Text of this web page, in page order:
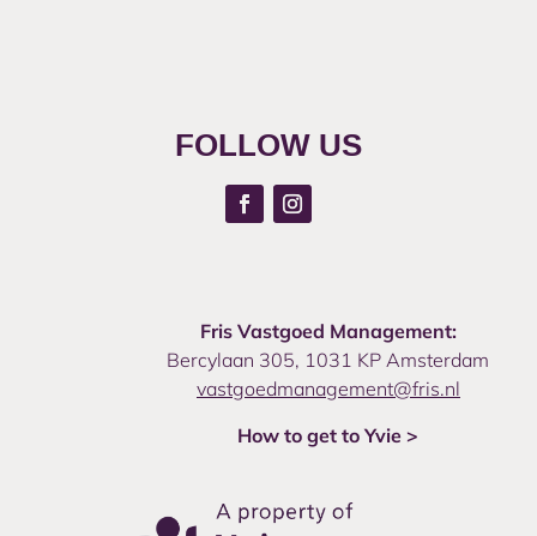
FOLLOW US
Fris Vastgoed Management:
Bercylaan 305, 1031 KP Amsterdam
vastgoedmanagement@fris.nl
How to get to Yvie >